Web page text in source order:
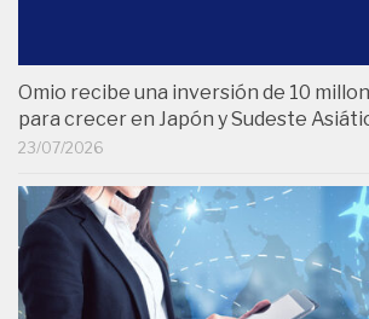
Omio recibe una inversión de 10
para crecer en Japón y Sudeste
23/07/2026